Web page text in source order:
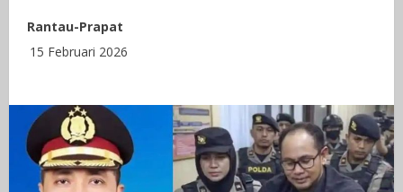
Rantau-Prapat
15 Februari 2026